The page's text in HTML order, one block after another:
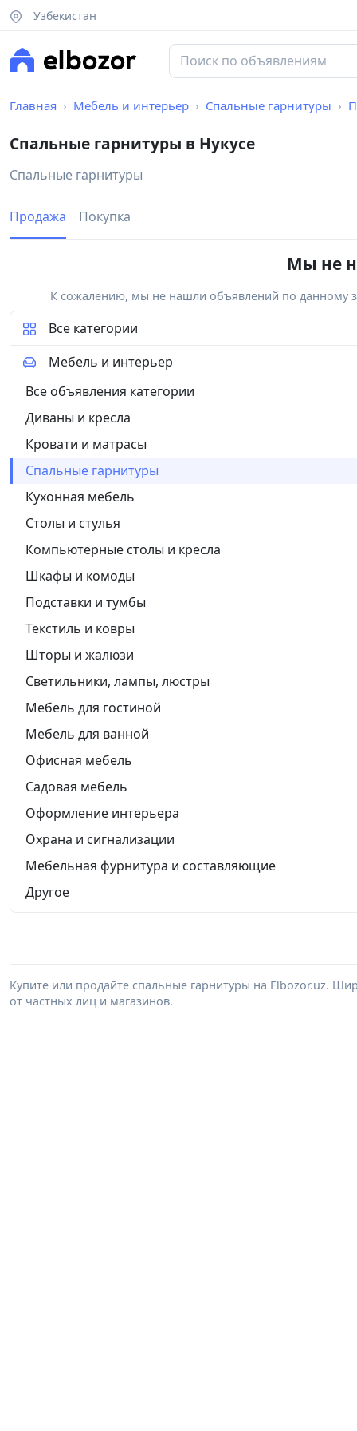
Узбекистан
Главная Мебель и интерьер Спальные гарнитуры
Спальные гарнитуры в Нукусе
Спальные гарнитуры
Продажа Покупка
Мы не
К сожалению, мы не нашли объявлений по данному
Все категории
Мебель и интерьер
Все объявления категории
Диваны и кресла
Кровати и матрасы
Спальные гарнитуры
Кухонная мебель
Столы и стулья
Компьютерные столы и кресла
Шкафы и комоды
Подставки и тумбы
Текстиль и ковры
Шторы и жалюзи
Светильники, лампы, люстры
Мебель для гостиной
Мебель для ванной
Офисная мебель
Садовая мебель
Оформление интерьера
Охрана и сигнализации
Мебельная фурнитура и составляющие
Другое
Купите или продайте спальные гарнитуры на Elbozor.uz.
от частных лиц и магазинов.